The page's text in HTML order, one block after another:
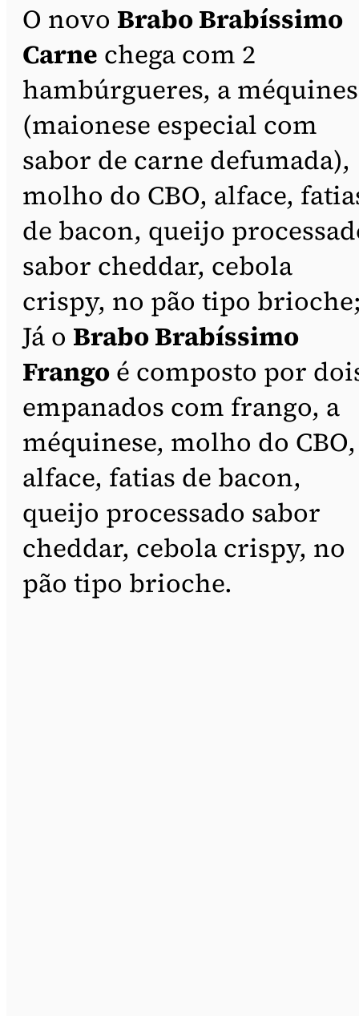
O novo Brabo Brabíssimo
Carne chega com 2
hambúrgueres, a
(maionese especial com
sabor de carne defumada),
molho do CBO, alface,
de bacon, queijo
sabor cheddar, cebola
crispy, no pão tipo
Já o Brabo Brabíssimo
Frango é composto por
empanados com frango, a
méquinese, molho do CBO,
alface, fatias de bacon,
queijo processado sabor
cheddar, cebola crispy, no
pão tipo brioche.